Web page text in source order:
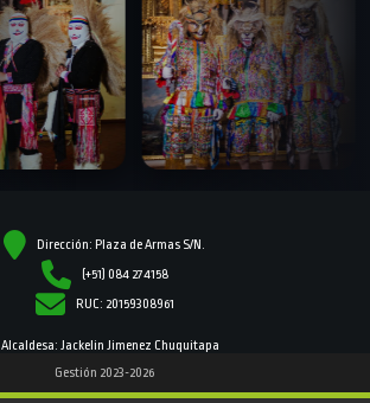
Dirección: Plaza de Armas S/N.
(+51) 084 274158
RUC: 20159308961
Alcaldesa: Jackelin Jimenez Chuquitapa
Gestión 2023-2026